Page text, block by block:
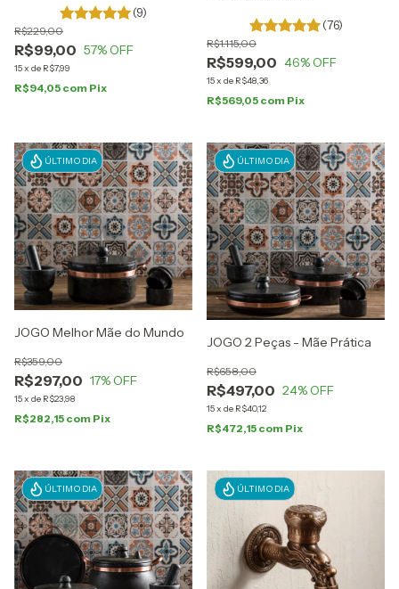
(9)
R$99,00
R$229,00
57% OFF
15x de R$7,99
R$94,05 com Pix
(76)
R$599,00
R$1.115,00
46% OFF
15x de R$48,36
R$569,05 com Pix
ÚLTIMO DIA
JOGO Melhor Mãe do Mundo
R$297,00
R$359,00
17% OFF
15x de R$23,98
R$282,15 com Pix
ÚLTIMO DIA
JOGO 2 Peças - Mãe Prática
R$497,00
R$658,00
24% OFF
15x de R$40,12
R$472,15 com Pix
ÚLTIMO DIA ÚLTIMO DIA